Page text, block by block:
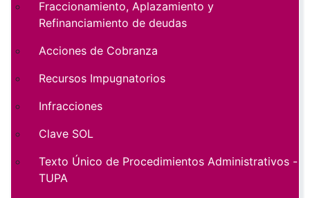
Fraccionamiento, Aplazamiento y
Refinanciamiento de deudas
Acciones de Cobranza
Recursos Impugnatorios
Infracciones
Clave SOL
Texto Único de Procedimientos Administrativos -
TUPA